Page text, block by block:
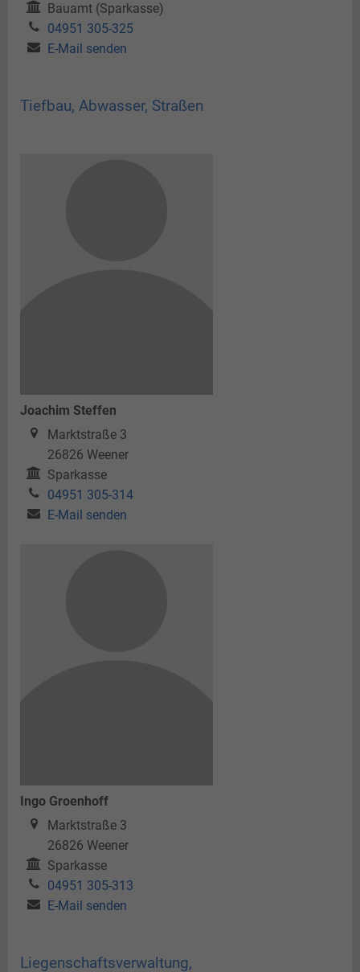
Bauamt (Sparkasse)
04951 305-325
E-Mail senden
Tiefbau, Abwasser, Straßen
Joachim Steffen
Marktstraße 3
26826 Weener
Sparkasse
04951 305-314
E-Mail senden
Ingo Groenhoff
Marktstraße 3
26826 Weener
Sparkasse
04951 305-313
E-Mail senden
Liegenschaftsverwaltung,